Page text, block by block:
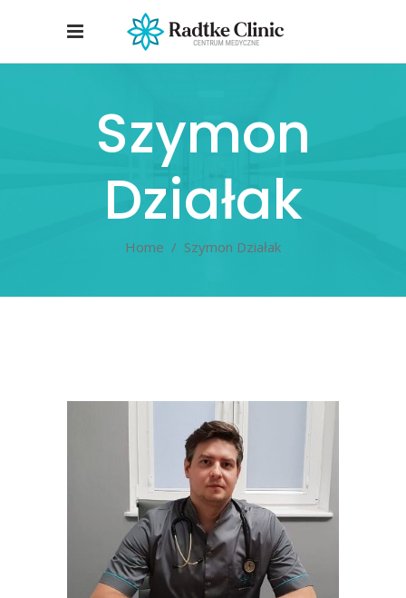
Szymon
Działak
Home / Szymon Działak